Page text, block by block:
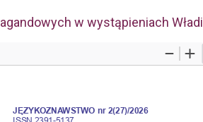
w wystąpieniach